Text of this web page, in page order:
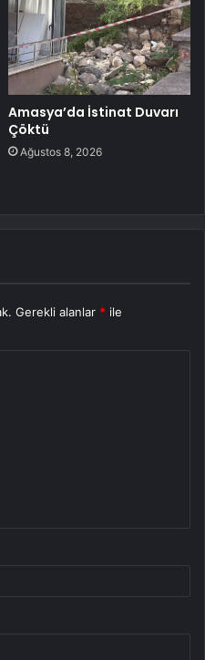
Amasya’da İstinat Duvarı
Çöktü
Ağustos 8, 2026
Gerekli alanlar * ile